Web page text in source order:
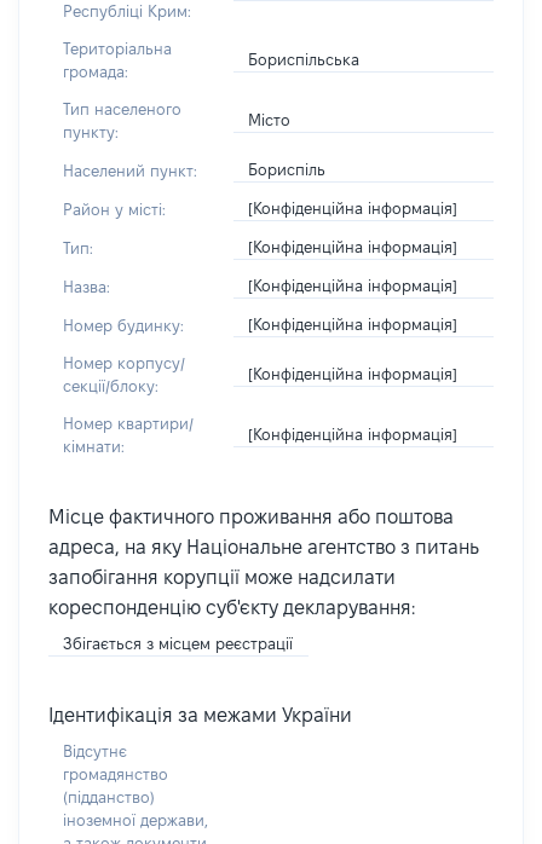
Республіці Крим:
Територіальна
громада:
Бориспільська
Тип населеного
пункту:
Місто
Населений пункт: Бориспіль
Район у місті: [Конфіденційна інформація]
Тип: [Конфіденційна інформація]
Назва: [Конфіденційна інформація]
Номер будинку: [Конфіденційна інформація]
Номер корпусу/
секції/блоку:
[Конфіденційна інформація]
Номер квартири/
кімнати:
[Конфіденційна інформація]
Місце фактичного проживання або поштова
адреса, на яку Національне агентство з питань
запобігання корупції може надсилати
кореспонденцію суб'єкту декларування:
Збігається з місцем реєстрації
Ідентифікація за межами України
Відсутнє
громадянство
(підданство)
іноземної держави,